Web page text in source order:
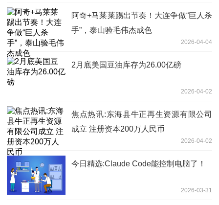
阿奇+马莱莱踢出节奏！大连争做“巨人杀
手”，泰山验毛伟杰成色
2026-04-04
2月底美国豆油库存为26.00亿磅
2026-04-02
焦点热讯:东海县牛正再生资源有限公司
成立 注册资本200万人民币
2026-04-02
今日精选:Claude Code能控制电脑了！
2026-03-31